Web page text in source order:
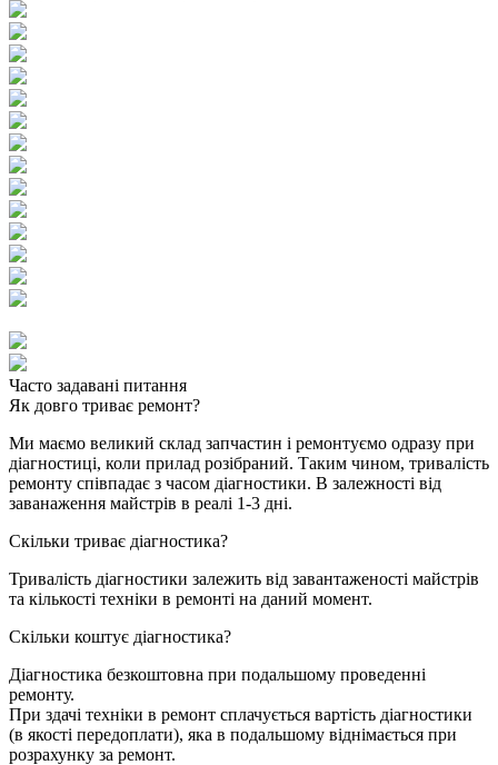
Часто задавані питання
Як довго триває ремонт?
Ми маємо великий склад запчастин і ремонтуємо одразу при
діагностиці, коли прилад розібраний. Таким чином, тривалість
ремонту співпадає з часом діагностики. В залежності від
заванаження майстрів в реалі 1-3 дні.
Скільки триває діагностика?
Тривалість діагностики залежить від завантаженості майстрів
та кількості техніки в ремонті на даний момент.
Скільки коштує діагностика?
Діагностика безкоштовна при подальшому проведенні
ремонту.
При здачі техніки в ремонт сплачується вартість діагностики
(в якості передоплати), яка в подальшому віднімається при
розрахунку за ремонт.